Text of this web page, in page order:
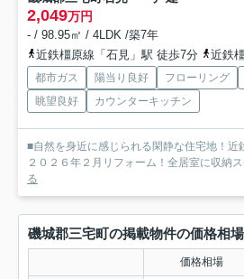
2,049万円
- / 98.95㎡ / 4LDK /築7年
近鉄橿原線「石見」駅 徒歩7分
近鉄
都市ガス 陽当り良好 フローリング
眺望良好
カウンターキッチン
■自然を身近に感じられる閑静な住宅地！近
２０２６年２月リフォーム！全居室に収納
る
磯城郡三宅町の掲載物件の価格相場
価格相場